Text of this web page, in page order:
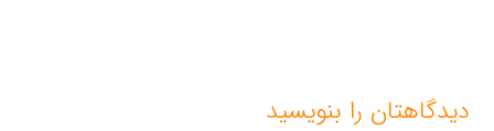
دیدگاهتان را بنویسید